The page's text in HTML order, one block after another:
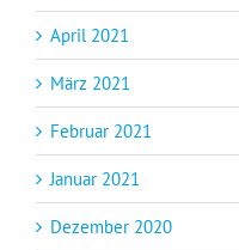
April 2021
März 2021
Februar 2021
Januar 2021
Dezember 2020